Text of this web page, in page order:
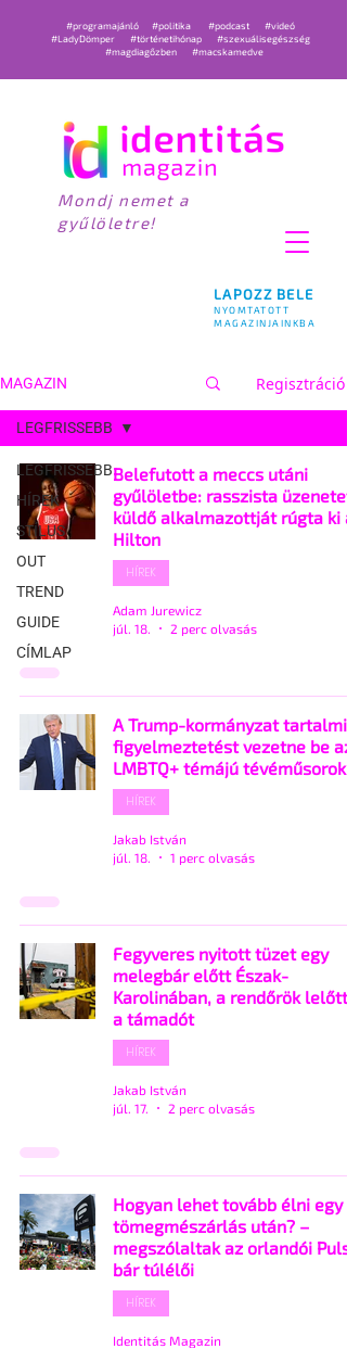
LAPOZZ BELE
NYOMTATOTT
MAGAZINJAINKBA
#programajánló #politika #podcast
#videó
#LadyDömper
#történetihónap
#szexuálisegészség
#magdiagőzben
#macskamedve
Mondj nemet a
gyűlöletre!
MAGAZIN Regisztráció
LEGFRISSEBB
HÍREK
STÍLUS
OUT
TREND
GUIDE
CÍMLAP
LEGFRISSEBB
Belefutott a meccs utáni
gyűlöletbe: rasszista üzenetet
küldő alkalmazottját rúgta ki a
Hilton
HÍREK
Adam Jurewicz
júl. 18.
2 perc olvasás
A Trump-kormányzat tartalmi
figyelmeztetést vezetne be az
LMBTQ+ témájú
HÍREK
Jakab István
júl. 18.
1 perc olvasás
Fegyveres nyitott tüzet egy
melegbár előtt Észak-
Karolinában, a rendőrök
a támadót
HÍREK
Jakab István
júl. 17.
2 perc olvasás
Hogyan lehet tovább élni egy
tömegmészárlás után? –
megszólaltak az orlandói
bár túlélői
HÍREK
Identitás Magazin